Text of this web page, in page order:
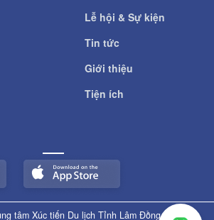
Lễ hội & Sự kiện
Tin tức
Giới thiệu
Tiện ích
tâm Xúc tiến Du lịch Tỉnh Lâm Đồng